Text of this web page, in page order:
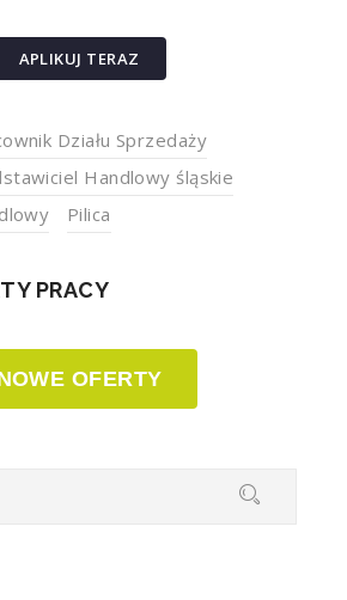
APLIKUJ TERAZ
Działu Sprzedaży
Handlowy śląskie
Pilica
PRACY
OFERTY